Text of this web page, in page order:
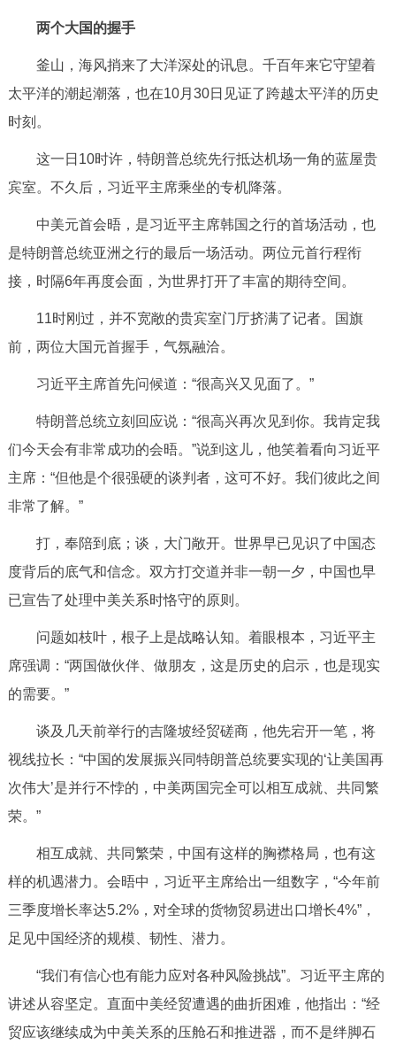
两个大国的握手
釜山，海风捎来了大洋深处的讯息。千百年来它守望着
太平洋的潮起潮落，也在10月30日见证了跨越太平洋的历史
时刻。
这一日10时许，特朗普总统先行抵达机场一角的蓝屋贵
宾室。不久后，习近平主席乘坐的专机降落。
中美元首会晤，是习近平主席韩国之行的首场活动，也
是特朗普总统亚洲之行的最后一场活动。两位元首行程衔
接，时隔6年再度会面，为世界打开了丰富的期待空间。
11时刚过，并不宽敞的贵宾室门厅挤满了记者。国旗
前，两位大国元首握手，气氛融洽。
习近平主席首先问候道：“很高兴又见面了。”
特朗普总统立刻回应说：“很高兴再次见到你。我肯定我
们今天会有非常成功的会晤。”说到这儿，他笑着看向习近平
主席：“但他是个很强硬的谈判者，这可不好。我们彼此之间
非常了解。”
打，奉陪到底；谈，大门敞开。世界早已见识了中国态
度背后的底气和信念。双方打交道并非一朝一夕，中国也早
已宣告了处理中美关系时恪守的原则。
问题如枝叶，根子上是战略认知。着眼根本，习近平主
席强调：“两国做伙伴、做朋友，这是历史的启示，也是现实
的需要。”
谈及几天前举行的吉隆坡经贸磋商，他先宕开一笔，将
视线拉长：“中国的发展振兴同特朗普总统要实现的‘让美国再
次伟大’是并行不悖的，中美两国完全可以相互成就、共同繁
荣。”
相互成就、共同繁荣，中国有这样的胸襟格局，也有这
样的机遇潜力。会晤中，习近平主席给出一组数字，“今年前
三季度增长率达5.2%，对全球的货物贸易进出口增长4%”，
足见中国经济的规模、韧性、潜力。
“我们有信心也有能力应对各种风险挑战”。习近平主席的
讲述从容坚定。直面中美经贸遭遇的曲折困难，他指出：“经
贸应该继续成为中美关系的压舱石和推进器，而不是绊脚石